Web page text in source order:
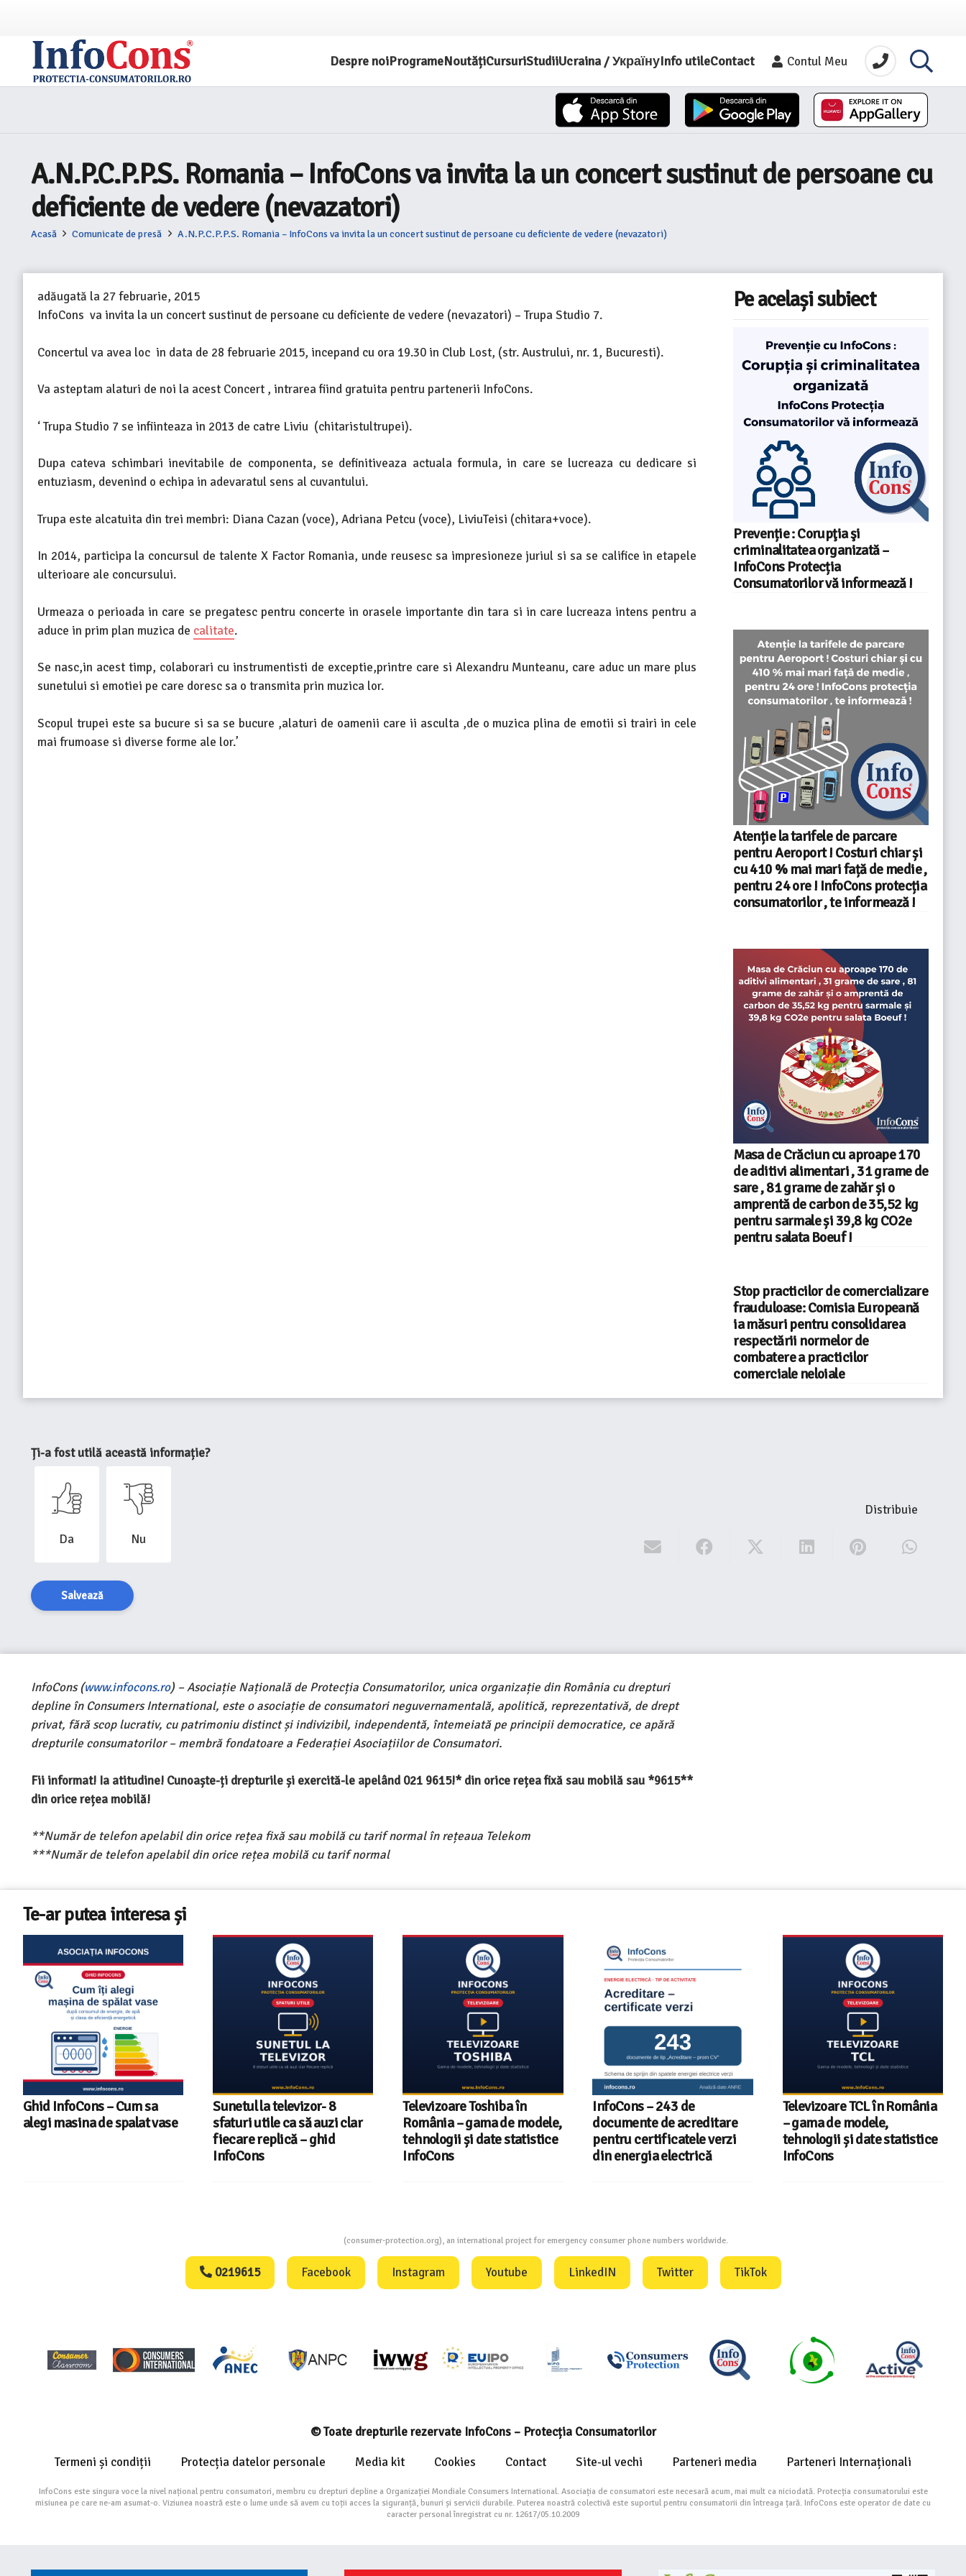
Despre noiProgrameNoutățiCursuriStudiiUcraina / УкраїнуInfo utileContact Contul Meu
A.N.P.C.P.P.S. Romania – InfoCons va invita la un concert sustinut de persoane cu
deficiente de vedere (nevazatori)
Acasă Comunicate de presă A.N.P.C.P.P.S. Romania – InfoCons va invita la un concert sustinut de persoane cu deficiente de vedere (nevazatori)
adăugată la 27 februarie, 2015
InfoCons va invita la un concert sustinut de persoane cu deficiente de vedere (nevazatori) – Trupa Studio 7.
Concertul va avea loc in data de 28 februarie 2015, incepand cu ora 19.30 in Club Lost, (str. Austrului, nr. 1, Bucuresti).
Va asteptam alaturi de noi la acest Concert , intrarea fiind gratuita pentru partenerii InfoCons.
‘ Trupa Studio 7 se infiinteaza in 2013 de catre Liviu (chitaristultrupei).
Dupa cateva schimbari inevitabile de componenta, se definitiveaza actuala formula, in care se lucreaza cu dedicare si
entuziasm, devenind o echipa in adevaratul sens al cuvantului.
Trupa este alcatuita din trei membri: Diana Cazan (voce), Adriana Petcu (voce), LiviuTeisi (chitara+voce).
In 2014, participa la concursul de talente X Factor Romania, unde reusesc sa impresioneze juriul si sa se califice in etapele
ulterioare ale concursului.
Urmeaza o perioada in care se pregatesc pentru concerte in orasele importante din tara si in care lucreaza intens pentru a
aduce in prim plan muzica de calitate.
Se nasc,in acest timp, colaborari cu instrumentisti de exceptie,printre care si Alexandru Munteanu, care aduc un mare plus
sunetului si emotiei pe care doresc sa o transmita prin muzica lor.
Scopul trupei este sa bucure si sa se bucure ,alaturi de oamenii care ii asculta ,de o muzica plina de emotii si trairi in cele
mai frumoase si diverse forme ale lor.’
Pe același subiect
Prevenție : Corupţia şi
criminalitatea organizată –
InfoCons Protecția
Consumatorilor vă informează !
Atenție la tarifele de parcare
pentru Aeroport ! Costuri chiar și
cu 410 % mai mari față de medie ,
pentru 24 ore ! InfoCons protecția
consumatorilor , te informează !
Masa de Crăciun cu aproape 170
de aditivi alimentari , 31 grame de
sare , 81 grame de zahăr și o
amprentă de carbon de 35,52 kg
pentru sarmale și 39,8 kg CO2e
pentru salata Boeuf !
Stop practicilor de comercializare
frauduloase: Comisia Europeană
ia măsuri pentru consolidarea
respectării normelor de
combatere a practicilor
comerciale neloiale
Ți-a fost utilă această informație?
Da Nu
Salvează
Distribuie
InfoCons (www.infocons.ro) – Asociație Națională de Protecția Consumatorilor, unica organizație din România cu drepturi
depline în Consumers International, este o asociație de consumatori neguvernamentală, apolitică, reprezentativă, de drept
privat, fără scop lucrativ, cu patrimoniu distinct și indivizibil, independentă, întemeiată pe principii democratice, ce apără
drepturile consumatorilor – membră fondatoare a Federației Asociațiilor de Consumatori.
Fii informat! Ia atitudine! Cunoaște-ți drepturile și exercită-le apelând 021 9615!* din orice rețea fixă sau mobilă sau *9615**
din orice rețea mobilă!
**Număr de telefon apelabil din orice rețea fixă sau mobilă cu tarif normal în rețeaua Telekom
***Număr de telefon apelabil din orice rețea mobilă cu tarif normal
Te-ar putea interesa și
Ghid InfoCons – Cum sa
alegi masina de spalat vase
Sunetul la televizor- 8
sfaturi utile ca să auzi clar
fiecare replică – ghid
InfoCons
Televizoare Toshiba în
România – gama de modele,
tehnologii și date statistice
InfoCons
InfoCons – 243 de
documente de acreditare
pentru certificatele verzi
din energia electrică
Televizoare TCL în România
– gama de modele,
tehnologii și date statistice
InfoCons
(consumer-protection.org), an international project for emergency consumer phone numbers worldwide.
0219615 Facebook Instagram Youtube LinkedIN Twitter TikTok
© Toate drepturile rezervate InfoCons – Protecția Consumatorilor
Termeni și condiții Protecția datelor personale Media kit Cookies Contact Site-ul vechi Parteneri media Parteneri Internaționali
InfoCons este singura voce la nivel național pentru consumatori, membru cu drepturi depline a Organizației Mondiale Consumers International. Asociația de consumatori este necesară acum, mai mult ca niciodată. Protecția consumatorului este
misiunea pe care ne-am asumat-o. Viziunea noastră este o lume unde să avem cu toții acces la siguranță, bunuri și servicii durabile. Puterea noastră colectivă este suportul pentru consumatorii din întreaga țară. InfoCons este operator de date cu
caracter personal înregistrat cu nr. 12617/05.10.2009